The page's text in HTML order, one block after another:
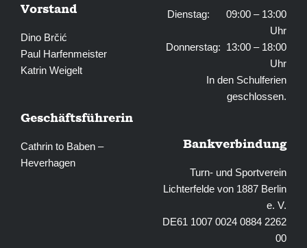
Vorstand
Dino Brčić
Paul Harfenmeister
Katrin Weigelt
Geschäftsführerin
Cathrin to Baben –
Heverhagen
Dienstag: 09:00 – 13:00
Uhr
Donnerstag: 13:00 – 18:00
Uhr
In den Schulferien
geschlossen.
Bankverbindung
Turn- und Sportverein
Lichterfelde von 1887 Berlin
e. V.
DE61 1007 0024 0884 2262
00